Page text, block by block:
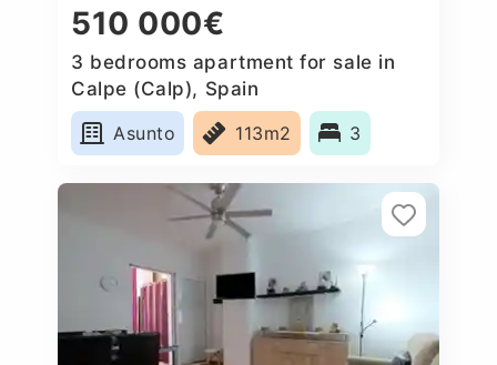
510 000€
3 bedrooms apartment for sale in
Calpe (Calp), Spain
Asunto
113m2 3